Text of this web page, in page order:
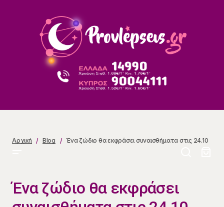
Αρχική Blog Ένα ζώδιο θα εκφράσει συναισθήματα στις 24.10
Ένα ζώδιο θα εκφράσει